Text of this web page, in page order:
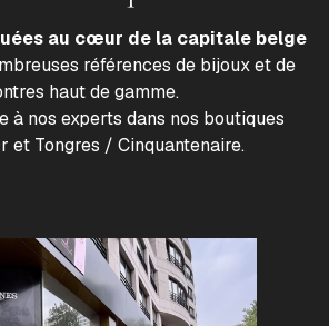
au cœur de la capitale belge
références de bijoux et de
haut de gamme.
à nos experts dans nos boutiques
et Tongres / Cinquantenaire.